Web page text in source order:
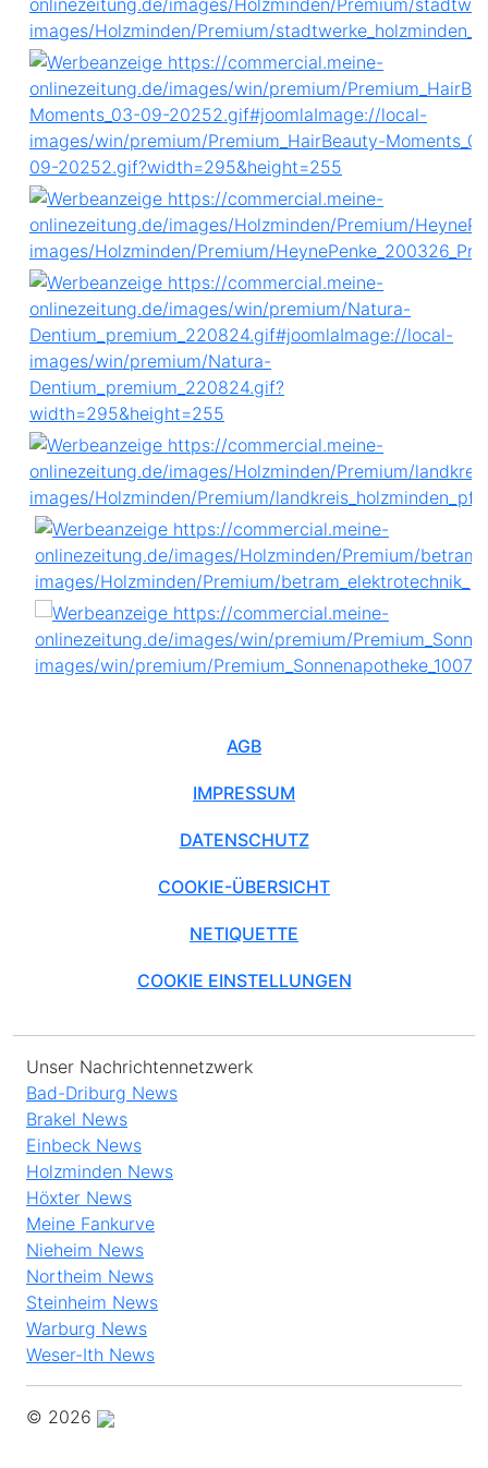
AGB
IMPRESSUM
DATENSCHUTZ
COOKIE-ÜBERSICHT
NETIQUETTE
COOKIE EINSTELLUNGEN
Unser Nachrichtennetzwerk
Bad-Driburg News
Brakel News
Einbeck News
Holzminden News
Höxter News
Meine Fankurve
Nieheim News
Northeim News
Steinheim News
Warburg News
Weser-Ith News
© 2026